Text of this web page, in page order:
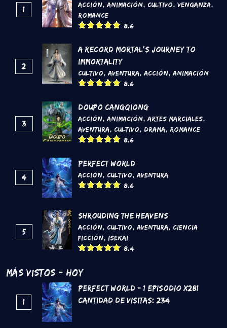
1
Acción,Animación, Cultivo, Venganza,
Romance
8.6
2
A Record Mortal's Journey To
Immortality
Cultivo,Aventura,Acción,Animación
8.6
3
DouPo Cangqiong
Acción,Animación,Artes marciales,
Aventura, Cultivo, Drama, Romance
8.6
4
Perfect World
Acción, Cultivo,Aventura
8.6
5
Shrouding the Heavens
Acción, Cultivo,Aventura, Ciencia
Ficción, Isekai
8.4
Más Vistos - Hoy
1
Perfect World - 1 Episodio x281
Cantidad de Visitas: 234